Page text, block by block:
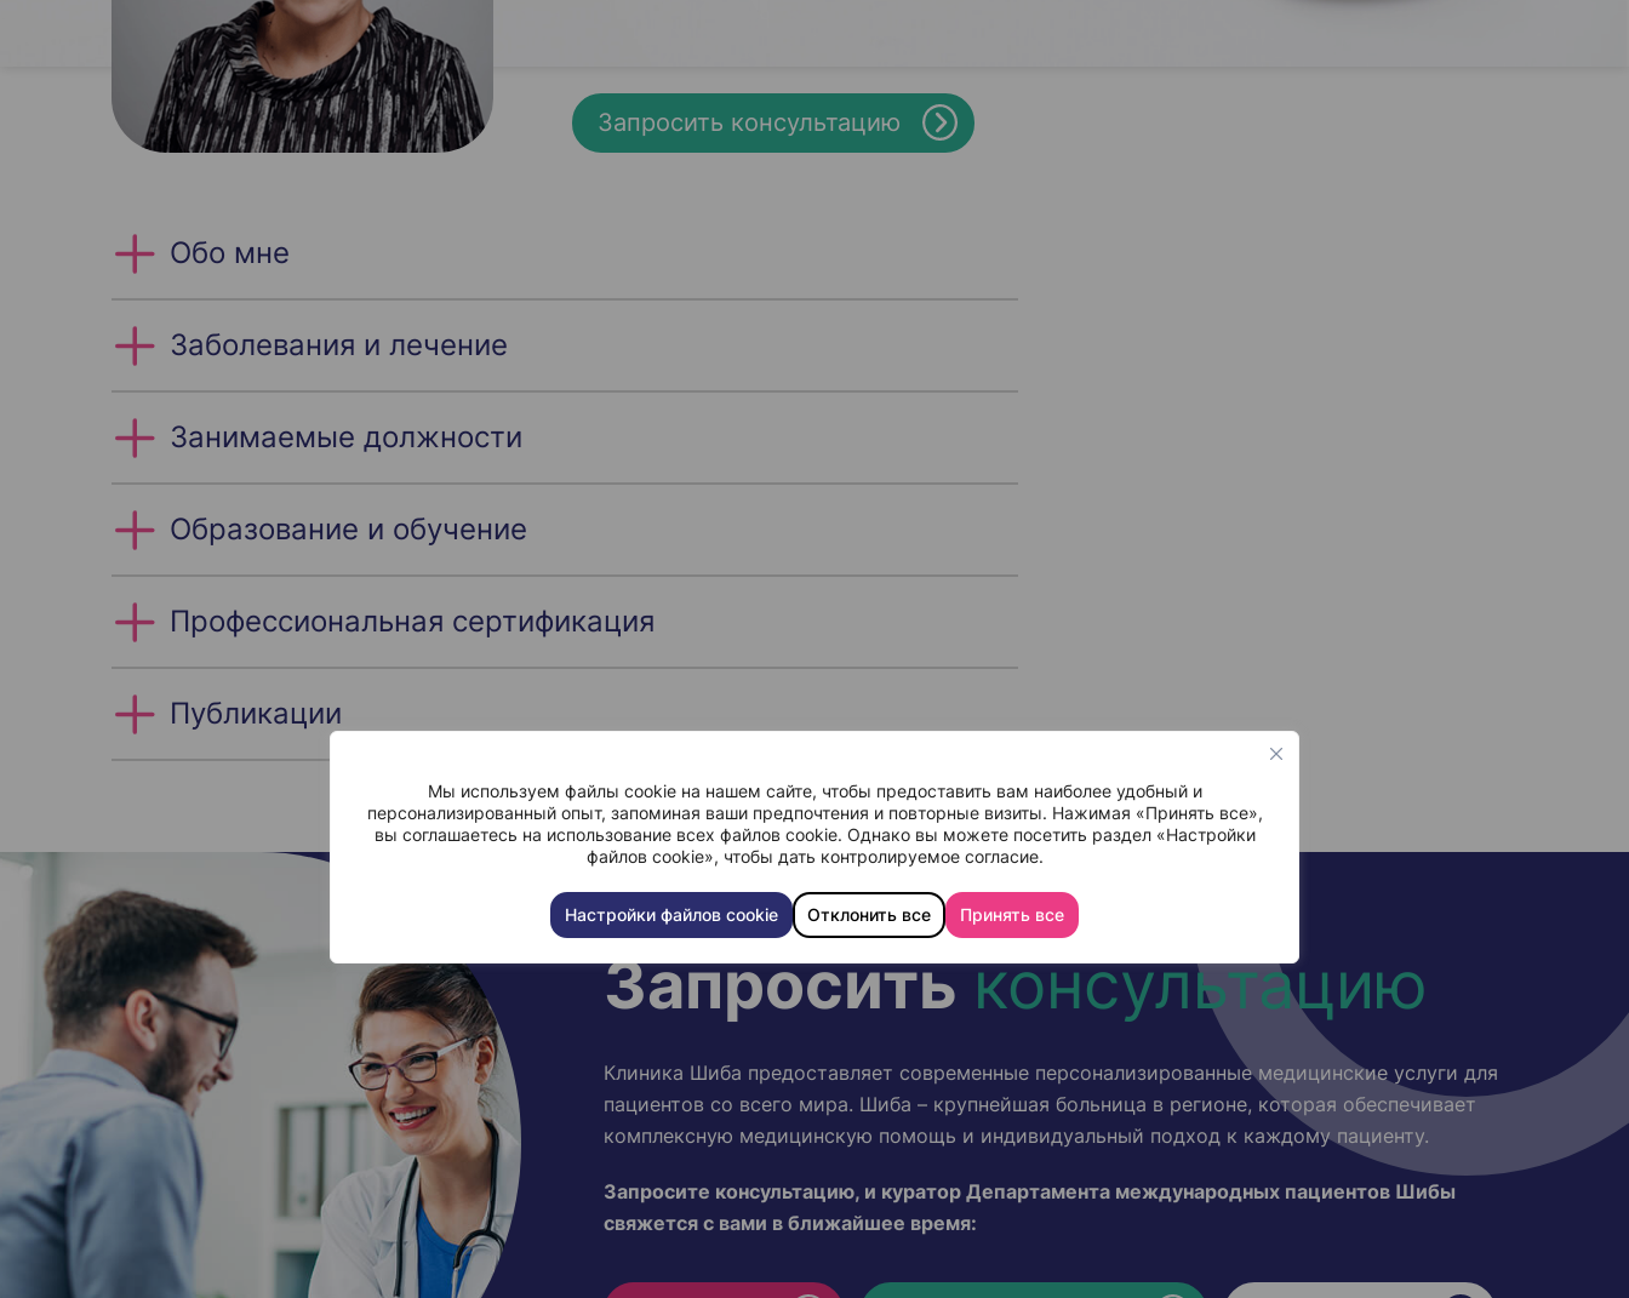
Мы используем файлы cookie на нашем сайте, чтобы предоставить вам наиболее удобный и
персонализированный опыт, запоминая ваши предпочтения и повторные визиты. Нажимая «Принять все»,
вы соглашаетесь на использование всех файлов cookie. Однако вы можете посетить раздел «Настройки
файлов cookie», чтобы дать контролируемое согласие.
Настройки файлов cookie Отклонить все Принять все
Запросить консультацию
Обо мне
Заболевания и лечение
Занимаемые должности
Образование и обучение
Профессиональная сертификация
Публикации
Запроситьконсультацию
Клиника Шиба предоставляет современные персонализированные медицинские услуги для
пациентов со всего мира. Шиба – крупнейшая больница в регионе, которая обеспечивает
комплексную медицинскую помощь и индивидуальный подход к каждому пациенту.
Запросите консультацию, и куратор Департамента международных пациентов Шибы
свяжется с вами в ближайшее время: